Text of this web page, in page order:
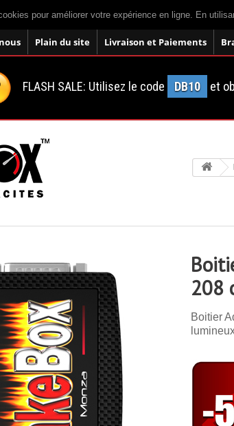
pour améliorer votre expérience en ligne. En
Plain du site Livraison et Paiements
FLASH SALE: Utilisez le code DB10 et
208
Boitier